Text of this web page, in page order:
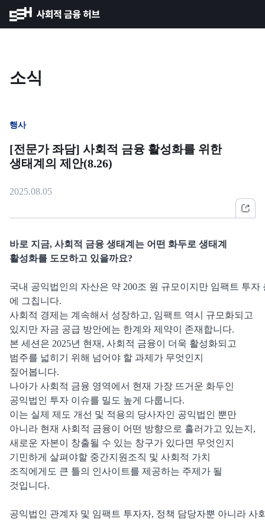
소식
행사
[전문가 좌담] 사회적 금융 활성화를 위한
생태계의 제안(8.26)
2025.08.05
바로 지금, 사회적 금융 생태계는 어떤 화두로 생태계
활성화를 도모하고 있을까요?
국내 공익법인의 자산은 약 200조 원 규모이지만 임팩트 투
에 그칩니다.
사회적 경제는 계속해서 성장하고, 임팩트 역시 규모화되고
있지만 자금 공급 방안에는 한계와 제약이 존재합니다.
본 세션은 2025년 현재, 사회적 금융이 더욱 활성화되고
범주를 넓히기 위해 넘어야 할 과제가 무엇인지
짚어봅니다.
나아가 사회적 금융 영역에서 현재 가장 뜨거운 화두인
공익법인 투자 이슈를 밀도 높게 다룹니다.
이는 실제 제도 개선 및 적용의 당사자인 공익법인 뿐만
아니라 현재 사회적 금융이 어떤 방향으로 흘러가고 있는지,
새로운 자본이 창출될 수 있는 창구가 있다면 무엇인지
기민하게 살펴야할 중간지원조직 및 사회적 가치
조직에게도 큰 틀의 인사이트를 제공하는 주제가 될
것입니다.
공익법인 관계자 및 임팩트 투자자, 정책 담당자뿐 아니라